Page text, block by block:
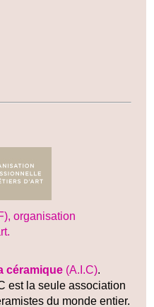
organisation
céramique (A.I.C).
est la seule association
du monde entier.